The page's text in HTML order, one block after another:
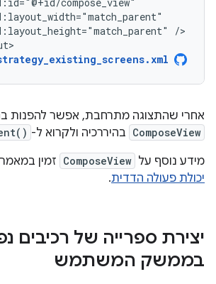
/>
אחרי שהתצוגה מתרחבת, אפשר להפנות
ComposeView בהיררכיה ולקרוא ל-
מידע נוסף על ComposeView זמין במאמר
יכולת פעולה הדדית.
יצירת ספרייה של רכיבים
בממשק המשתמש